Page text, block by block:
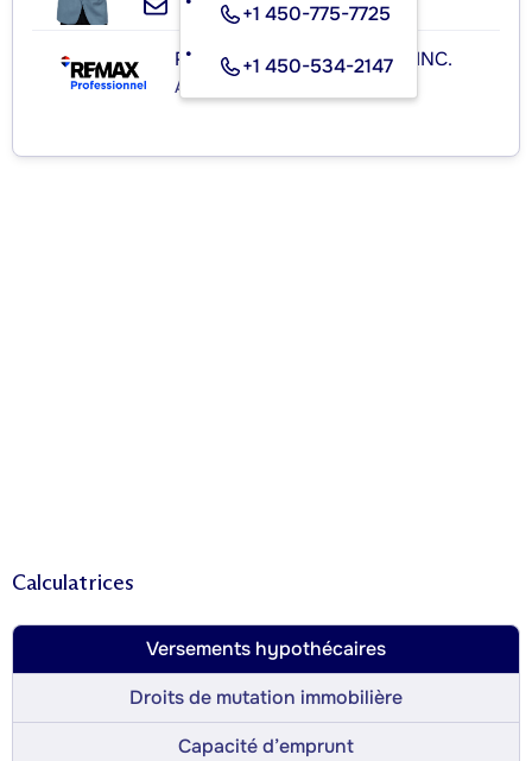
+1 450-775-7725
+1 450-534-2147
RE/MAX PROFESSIONNEL INC.
Agence immobilière
Calculatrices
Versements hypothécaires
Droits de mutation immobilière
Capacité d’emprunt